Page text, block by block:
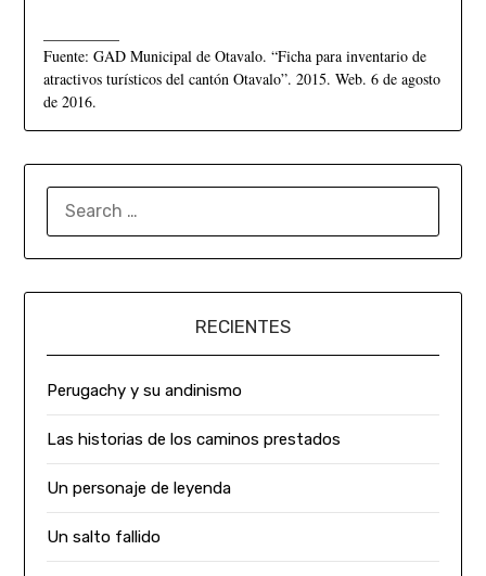
Fuente: GAD Municipal de Otavalo. “Ficha para inventario de
atractivos turísticos del cantón Otavalo”. 2015. Web. 6 de agosto
de 2016.
RECIENTES
Perugachy y su andinismo
Las historias de los caminos prestados
Un personaje de leyenda
Un salto fallido